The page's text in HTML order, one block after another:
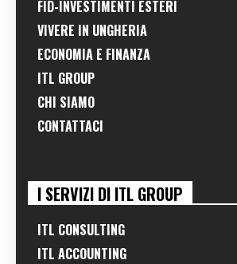
FID-INVESTIMENTI ESTERI
VIVERE IN UNGHERIA
ECONOMIA E FINANZA
ITL GROUP
CHI SIAMO
CONTATTACI
I SERVIZI DI ITL GROUP
ITL CONSULTING
ITL ACCOUNTING